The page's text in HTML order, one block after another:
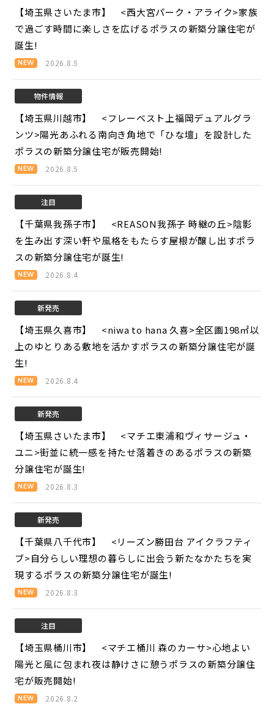
【埼玉県さいたま市】 <西大宮パーク・アライク>家族
で過ごす時間に楽しさを広げるポラスの新築分譲住宅が
誕生!
2026.8.5
物件情報
【埼玉県川越市】 <フレーベスト上福岡デュアルグラ
ンツ>陽光あふれる南向き角地で「ひな壇」を設計した
ポラスの新築分譲住宅が販売開始!
2026.8.5
注目
【千葉県我孫子市】 <REASON我孫子 時継の丘>陰影
を生み出す深い軒や風格をもたらす屋根が醸し出すポラ
スの新築分譲住宅が誕生!
2026.8.4
新発売
【埼玉県久喜市】 <niwa to hana 久喜>全区画198㎡以
上のゆとりある敷地を活かすポラスの新築分譲住宅が誕
生!
2026.8.4
新発売
【埼玉県さいたま市】 <マチエ東浦和ヴィサージュ・
ユニ>街並に統一感を持たせ落着きのあるポラスの新築
分譲住宅が誕生!
2026.8.3
新発売
【千葉県八千代市】 <リーズン勝田台 アイクラフティ
ブ>自分らしい理想の暮らしに出会う新たなかたちを実
現するポラスの新築分譲住宅が誕生!
2026.8.3
注目
【埼玉県桶川市】 <マチエ桶川 森のカーサ>心地よい
陽光と風に包まれ夜は静けさに憩うポラスの新築分譲住
宅が販売開始!
2026.8.2